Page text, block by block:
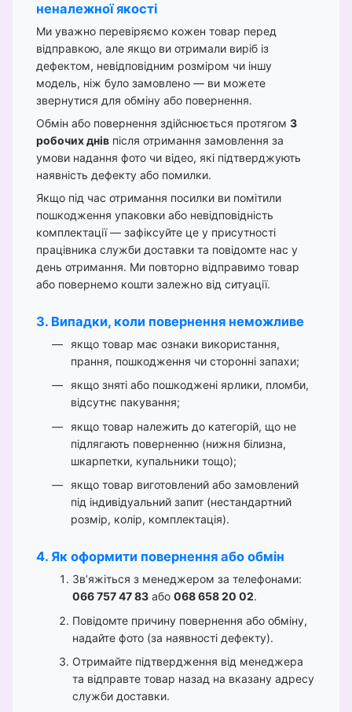
неналежної якості
Ми уважно перевіряємо кожен товар перед
відправкою, але якщо ви отримали виріб із
дефектом, невідповідним розміром чи іншу
модель, ніж було замовлено — ви можете
звернутися для обміну або повернення.
Обмін або повернення здійснюється протягом 3
робочих днів після отримання замовлення за
умови надання фото чи відео, які підтверджують
наявність дефекту або помилки.
Якщо під час отримання посилки ви помітили
пошкодження упаковки або невідповідність
комплектації — зафіксуйте це у присутності
працівника служби доставки та повідомте нас у
день отримання. Ми повторно відправимо товар
або повернемо кошти залежно від ситуації.
3. Випадки, коли повернення неможливе
якщо товар має ознаки використання,
прання, пошкодження чи сторонні запахи;
якщо зняті або пошкоджені ярлики, пломби,
відсутнє пакування;
якщо товар належить до категорій, що не
підлягають поверненню (нижня білизна,
шкарпетки, купальники тощо);
якщо товар виготовлений або замовлений
під індивідуальний запит (нестандартний
розмір, колір, комплектація).
4. Як оформити повернення або обмін
Зв’яжіться з менеджером за телефонами:
066 757 47 83 або 068 658 20 02.
Повідомте причину повернення або обміну,
надайте фото (за наявності дефекту).
Отримайте підтвердження від менеджера
та відправте товар назад на вказану адресу
служби доставки.